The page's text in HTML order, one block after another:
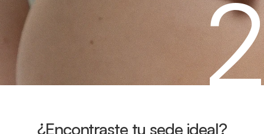
¿Encontraste tu sede ideal?